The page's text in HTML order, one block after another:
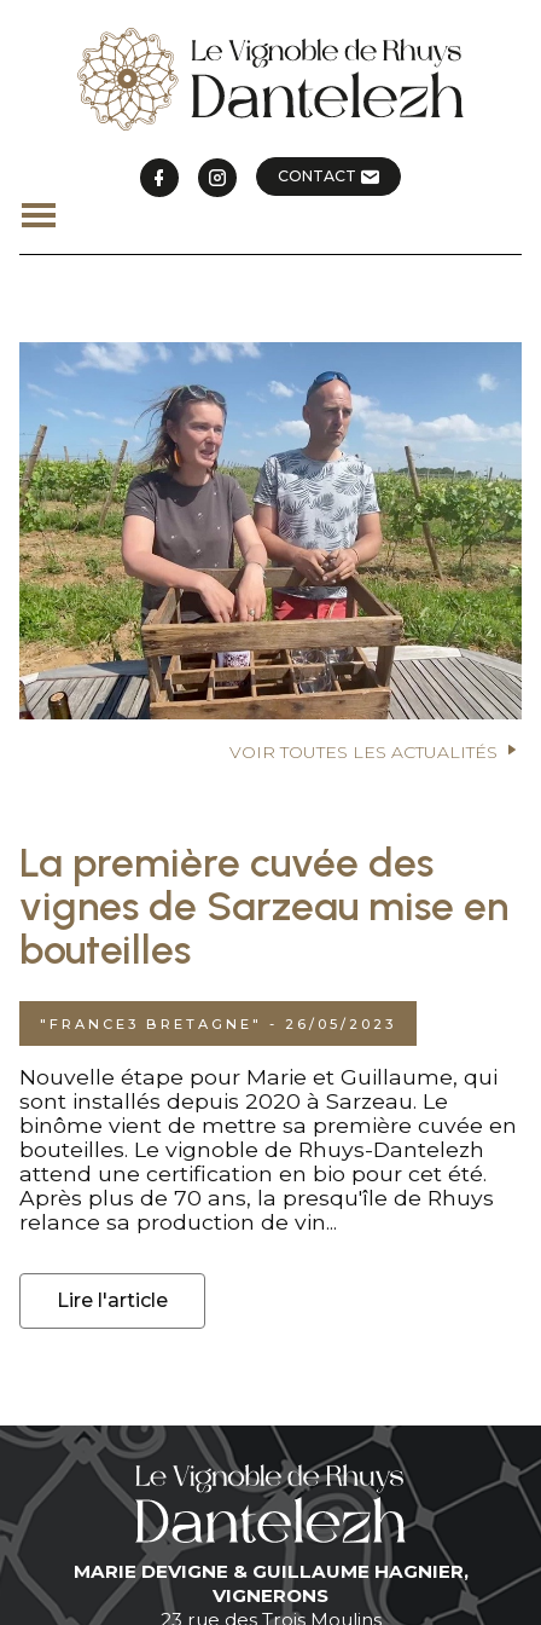
CONTACT
VOIR TOUTES LES ACTUALITÉS
La première cuvée des
vignes de Sarzeau mise en
bouteilles
"FRANCE3 BRETAGNE" - 26/05/2023
Nouvelle étape pour Marie et Guillaume, qui
sont installés depuis 2020 à Sarzeau. Le
binôme vient de mettre sa première cuvée en
bouteilles. Le vignoble de Rhuys-Dantelezh
attend une certification en bio pour cet été.
Après plus de 70 ans, la presqu'île de Rhuys
relance sa production de vin...
Lire l'article
MARIE DEVIGNE & GUILLAUME HAGNIER,
VIGNERONS
23 rue des Trois Moulins